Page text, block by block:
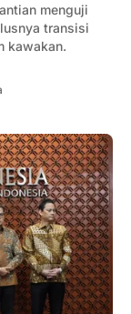
menguji
transisi
kawakan.